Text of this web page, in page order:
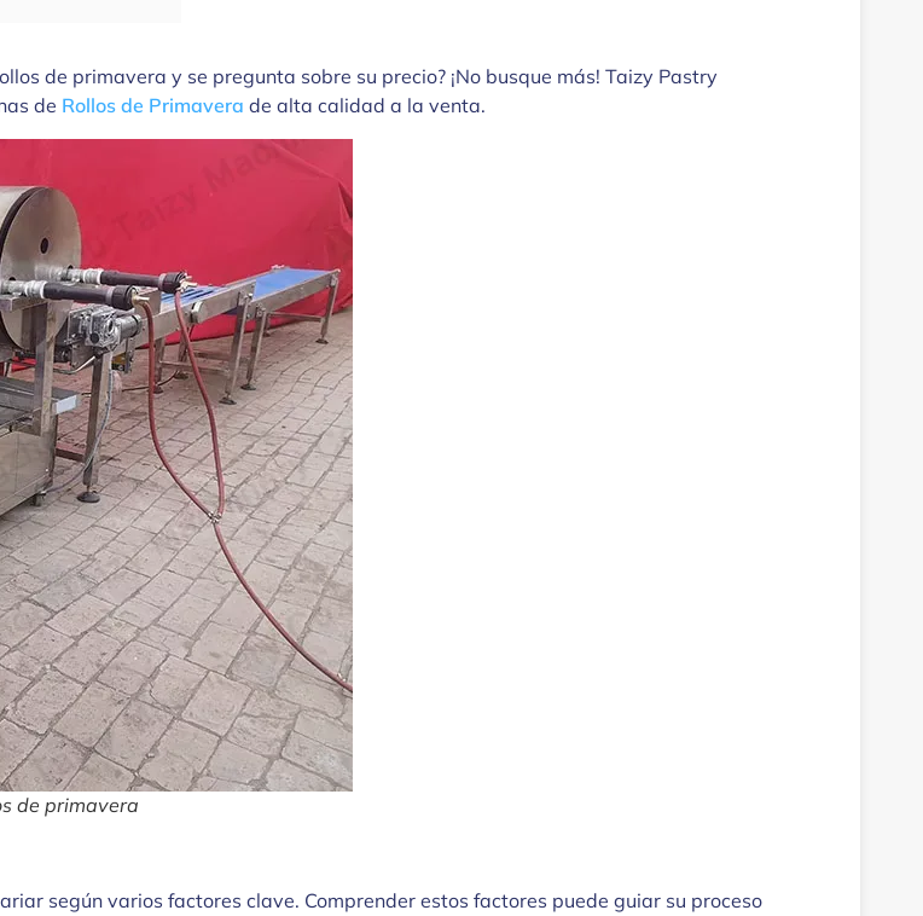
de primavera y se pregunta sobre su precio? ¡No busque más! Taizy Pastry
de Rollos de Primavera de alta calidad a la venta.
de primavera
según varios factores clave. Comprender estos factores puede guiar su proceso